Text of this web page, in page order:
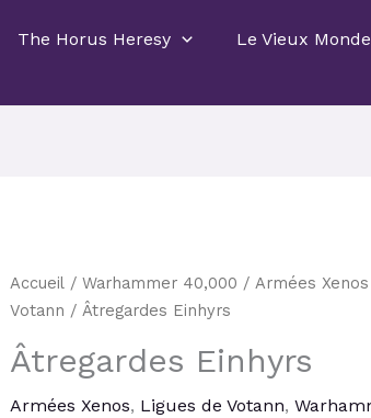
The Horus Heresy
Le Vieux Monde
Accueil /Warhammer 40,000 /Armées Xenos
Votann / Âtregardes Einhyrs
Âtregardes Einhyrs
Armées Xenos, Ligues de Votann,
Le
prix
était :
51,25 €.
Le
prix
est :
46,13 €.
quantité
de
Âtregardes
Einhyrs